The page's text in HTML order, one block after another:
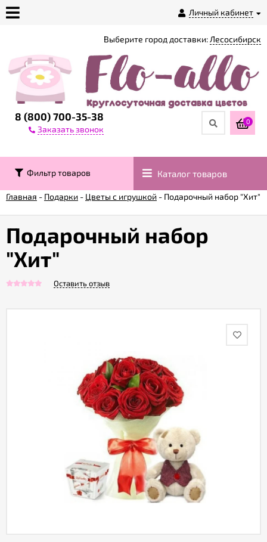
Личный кабинет
магазине
Доставка
Контакты
Гарантии
конфиденциальности
8 (800) 700-35-38
Заказать звонок
Выберите город доставки:Лесосибирск
0
Фильтр товаров Каталог товаров
Главная - Подарки - Цветы с игрушкой - Подарочный набор "Хит"
Подарочный набор
"Хит"
Оставить отзыв